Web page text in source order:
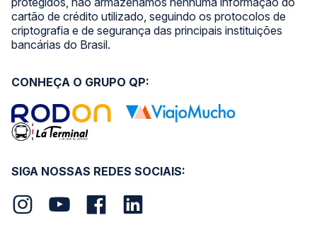
cartão de crédito utilizado, seguindo os protocolos de
criptografia e de segurança das principais instituições
bancárias do Brasil.
SIGA NOSSAS REDES SOCIAIS:
CONHEÇA O GRUPO QP: